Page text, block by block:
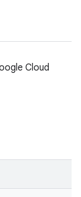
Cloud